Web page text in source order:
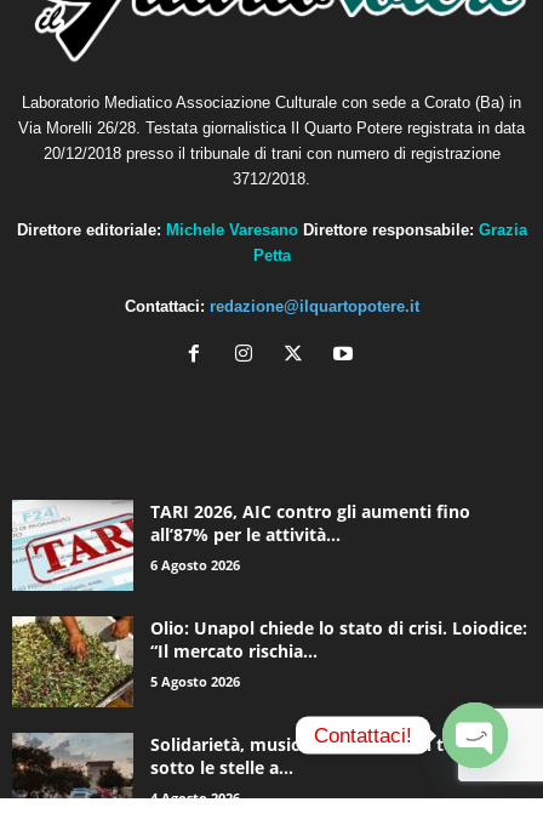
Laboratorio Mediatico Associazione Culturale con sede a Corato (Ba) in
Via Morelli 26/28. Testata giornalistica Il Quarto Potere registrata in data
20/12/2018 presso il tribunale di trani con numero di registrazione
3712/2018.
Direttore editoriale: Michele Varesano Direttore responsabile: Grazia
Petta
Contattaci: redazione@ilquartopotere.it
TARI 2026, AIC contro gli aumenti fino
all’87% per le attività...
6 Agosto 2026
Olio: Unapol chiede lo stato di crisi. Loiodice:
“Il mercato rischia...
5 Agosto 2026
Solidarietà, musica e una notte in tenda
sotto le stelle a...
4 Agosto 2026
Contattaci!
O